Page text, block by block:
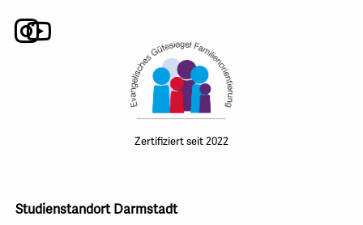
Instagram
Youtube
Zertifiziert seit 2022
Studienstandort Darmstadt